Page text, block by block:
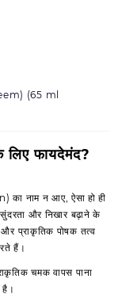
(65 ml
फायदेमंद?
का नाम न आए, ऐसा हो ही
और निखार बढ़ाने के
और प्राकृतिक पोषक तत्व
हैं।
चमक वापस पाना
है।